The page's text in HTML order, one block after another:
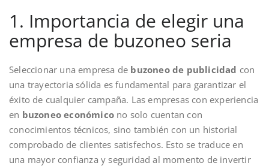
1. Importancia de elegir una
empresa de buzoneo seria
Seleccionar una empresa de buzoneo de publicidad con
una trayectoria sólida es fundamental para garantizar el
éxito de cualquier campaña. Las empresas con experiencia
en buzoneo económico no solo cuentan con
conocimientos técnicos, sino también con un historial
comprobado de clientes satisfechos. Esto se traduce en
una mayor confianza y seguridad al momento de invertir